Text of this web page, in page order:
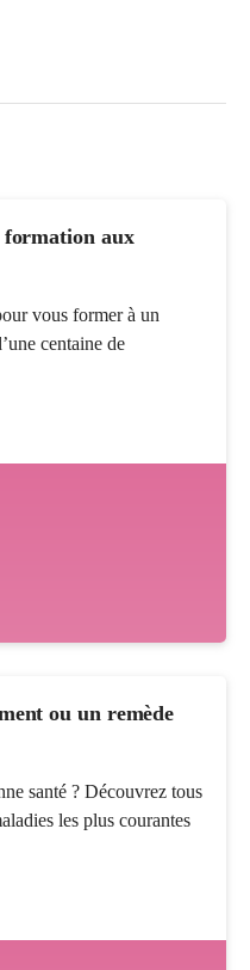
formation aux
vous former à un
centaine de
ou un remède
santé ? Découvrez tous
les plus courantes